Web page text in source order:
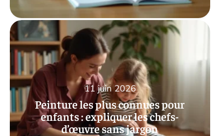
Peinture les plus connues pour
enfants : expliquer les chefs-
d’œuvre sans jargon
11 juin 2026